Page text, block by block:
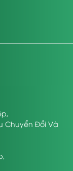
,
Chuyển Đổi Và
,